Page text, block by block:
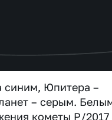
синим, Юпитера –
– серым.
кометы P/2017